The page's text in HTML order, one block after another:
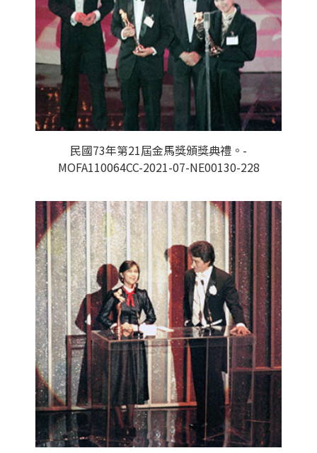
民國73年第21屆金馬獎頒獎典禮。-
MOFA110064CC-2021-07-NE00130-228